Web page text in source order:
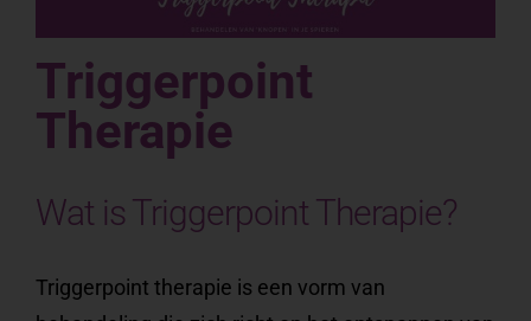
Triggerpoint
Therapie
Wat is Triggerpoint Therapie?
Triggerpoint therapie is een vorm van